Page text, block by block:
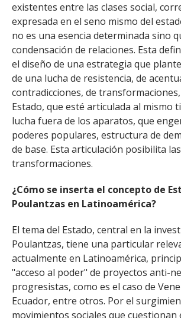
existentes entre las clases social,
expresada en el seno mismo del
no es una esencia determinada sino
condensación de relaciones. Esta
el diseño de una estrategia que
de una lucha de resistencia, de
contradicciones, de
Estado, que esté articulada al mismo
lucha fuera de los aparatos, que
poderes populares, estructura de
de base. Esta articulación posibilita
transformaciones.
¿Cómo se inserta el concepto de
Poulantzas en Latinoamérica?
El tema del Estado, central en la
Poulantzas, tiene una particular
actualmente en Latinoamérica,
"acceso al poder" de proyectos anti-
progresistas, como es el caso de
Ecuador, entre otros. Por el
movimientos sociales que cuestionan